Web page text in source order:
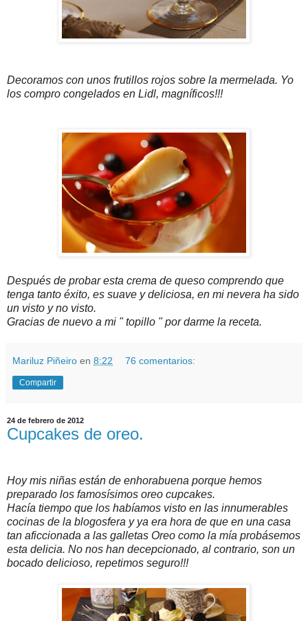
Decoramos con unos frutillos rojos sobre la mermelada. Yo
los compro congelados en Lidl, magníficos!!!
Después de probar esta crema de queso comprendo que
tenga tanto éxito, es suave y deliciosa, en mi nevera ha sido
un visto y no visto.
Gracias de nuevo a mi " topillo " por darme la receta.
Mariluz Piñeiro en 8:22 76 comentarios:
Compartir
24 de febrero de 2012
Cupcakes de oreo.
Hoy mis niñas están de enhorabuena porque hemos
preparado los famosísimos oreo cupcakes.
Hacía tiempo que los habíamos visto en las innumerables
cocinas de la blogosfera y ya era hora de que en una casa
tan aficcionada a las galletas Oreo como la mía probásemos
esta delicia. No nos han decepcionado, al contrario, son un
bocado delicioso, repetimos seguro!!!